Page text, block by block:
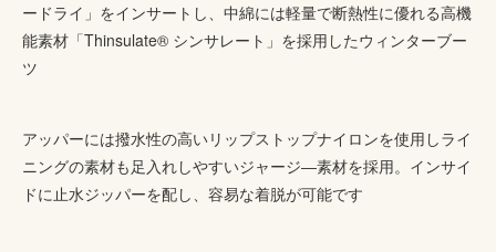
ードライ」をインサートし、中綿には軽量で断熱性に優れる高機
能素材「Thinsulate® シンサレート」を採用したウィンターブー
ツ
アッパーには撥水性の高いリップストップナイロンを使用しライ
ニングの素材も足入れしやすいジャージ―素材を採用。インサイ
ドに止水ジッパーを配し、容易な着脱が可能です